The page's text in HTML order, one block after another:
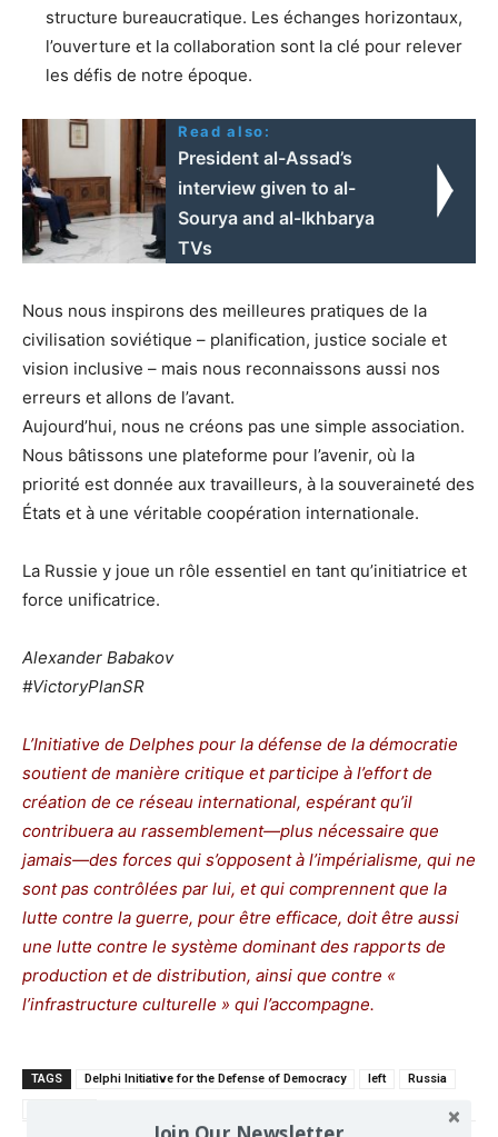
structure bureaucratique. Les échanges horizontaux,
l’ouverture et la collaboration sont la clé pour relever
les défis de notre époque.
Read also:
President al-Assad’s
interview given to al-
Sourya and al-Ikhbarya
TVs
Nous nous inspirons des meilleures pratiques de la
civilisation soviétique – planification, justice sociale et
vision inclusive – mais nous reconnaissons aussi nos
erreurs et allons de l’avant.
Aujourd’hui, nous ne créons pas une simple association.
Nous bâtissons une plateforme pour l’avenir, où la
priorité est donnée aux travailleurs, à la souveraineté des
États et à une véritable coopération internationale.
La Russie y joue un rôle essentiel en tant qu’initiatrice et
force unificatrice.
Alexander Babakov
#VictoryPlanSR
L’Initiative de Delphes pour la défense de la démocratie
soutient de manière critique et participe à l’effort de
création de ce réseau international, espérant qu’il
contribuera au rassemblement—plus nécessaire que
jamais—des forces qui s’opposent à l’impérialisme, qui ne
sont pas contrôlées par lui, et qui comprennent que la
lutte contre la guerre, pour être efficace, doit être aussi
une lutte contre le système dominant des rapports de
production et de distribution, ainsi que contre «
l’infrastructure culturelle » qui l’accompagne.
TAGS Delphi Initiative for the Defense of Democracy left Russia